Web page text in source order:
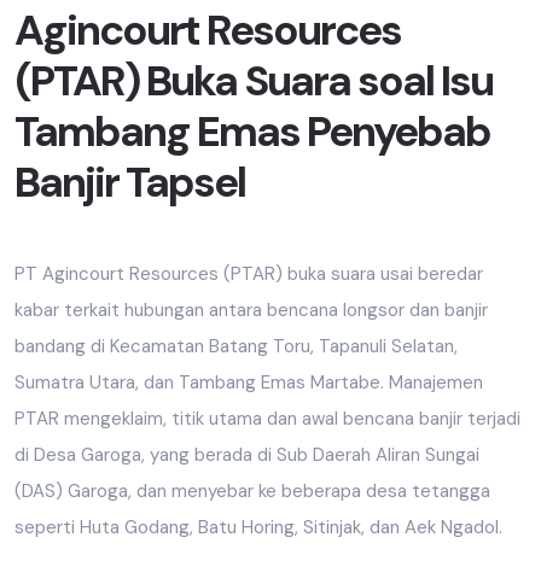
Agincourt Resources
(PTAR) Buka Suara soal Isu
Tambang Emas Penyebab
Banjir Tapsel
PT Agincourt Resources (PTAR) buka suara usai beredar
kabar terkait hubungan antara bencana longsor dan banjir
bandang di Kecamatan Batang Toru, Tapanuli Selatan,
Sumatra Utara, dan Tambang Emas Martabe. Manajemen
PTAR mengeklaim, titik utama dan awal bencana banjir terjadi
di Desa Garoga, yang berada di Sub Daerah Aliran Sungai
(DAS) Garoga, dan menyebar ke beberapa desa tetangga
seperti Huta Godang, Batu Horing, Sitinjak, dan Aek Ngadol.